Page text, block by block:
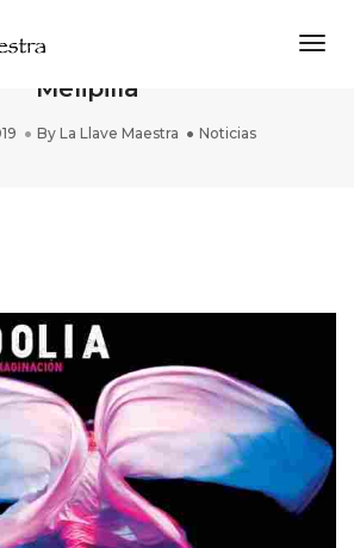
en Teatro Serrano
Melipilla
By La Llave Maestra Noticias